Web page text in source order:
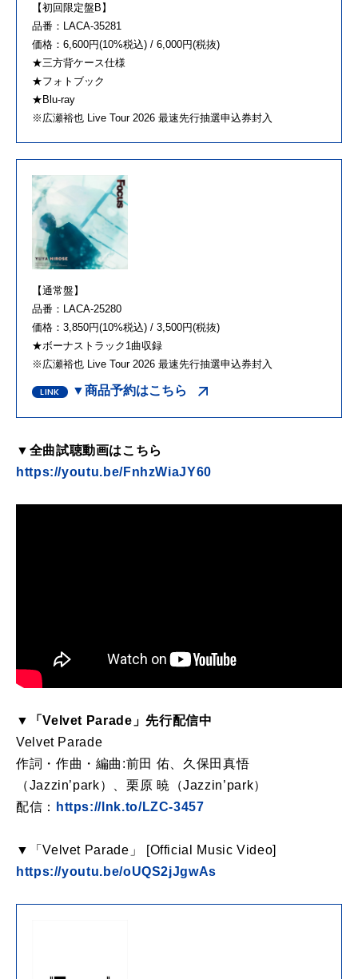
【初回限定盤B】
品番：LACA-35281
価格：6,600円(10%税込) / 6,000円(税抜)
★三方背ケース仕様
★フォトブック
★Blu-ray
※広瀬裕也 Live Tour 2026 最速先行抽選申込券封入
【通常盤】
品番：LACA-25280
価格：3,850円(10%税込) / 3,500円(税抜)
★ボーナストラック1曲収録
※広瀬裕也 Live Tour 2026 最速先行抽選申込券封入
▼商品予約はこちら
▼全曲試聴動画はこちら
https://youtu.be/FnhzWiaJY60
▼「Velvet Parade」先行配信中
Velvet Parade
作詞・作曲・編曲:前田 佑、久保田真悟
（Jazzin’park）、栗原 暁（Jazzin’park）
配信：
https://lnk.to/LZC-3457
▼「Velvet Parade」 [Official Music Video]
https://youtu.be/oUQS2jJgwAs